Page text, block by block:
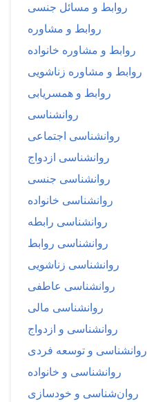
روابط و مسائل جنسی
روابط و مشاوره
روابط و مشاوره خانواده
روابط و مشاوره زناشویی
روابط و همسریابی
روانشناسی
روانشناسی اجتماعی
روانشناسی ازدواج
روانشناسی جنسی
روانشناسی خانواده
روانشناسی رابطه
روانشناسی روابط
روانشناسی زناشویی
روانشناسی عاطفی
روانشناسی مالی
روانشناسی و ازدواج
روانشناسی و توسعه فردی
روانشناسی و خانواده
روان‌شناسی و خودسازی